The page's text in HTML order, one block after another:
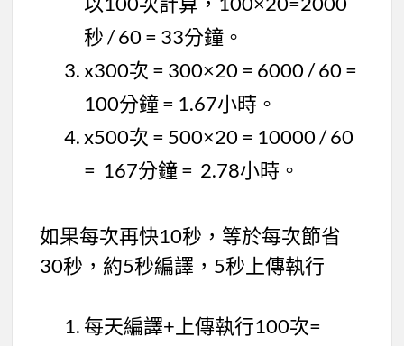
秒 / 60 = 33分鐘。
x300次 = 300×20 = 6000 / 60 =
100分鐘 = 1.67小時。
x500次 = 500×20 = 10000 / 60
= 167分鐘 = 2.78小時。
如果每次再快10秒，等於每次節省
30秒，約5秒編譯，5秒上傳執行
每天編譯+上傳執行100次=